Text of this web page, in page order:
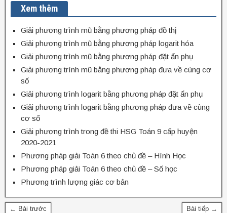
Xem thêm
Giải phương trình mũ bằng phương pháp đồ thị
Giải phương trình mũ bằng phương pháp logarit hóa
Giải phương trình mũ bằng phương pháp đặt ẩn phụ
Giải phương trình mũ bằng phương pháp đưa về cùng cơ
số
Giải phương trình logarit bằng phương pháp đặt ẩn phụ
Giải phương trình logarit bằng phương pháp đưa về cùng
cơ số
Giải phương trình trong đề thi HSG Toán 9 cấp huyện
2020-2021
Phương pháp giải Toán 6 theo chủ đề – Hình Học
Phương pháp giải Toán 6 theo chủ đề – Số học
Phương trình lượng giác cơ bản
← Bài trước Bài tiếp →